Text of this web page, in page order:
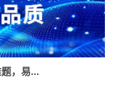
，易...